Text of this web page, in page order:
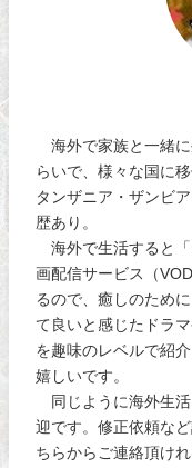
海外で家族と一緒に
らいで、様々な国に
タンザニア・ザンビ
歴あり。
海外で生活すると「
画配信サービス（
るので、癒しのため
て良いと感じたドラ
を趣味のレベルで紹
嬉しいです。
同じように海外生活
迎です。修正依頼な
ちらからご連絡頂け